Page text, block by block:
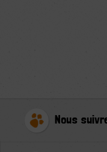
Nous